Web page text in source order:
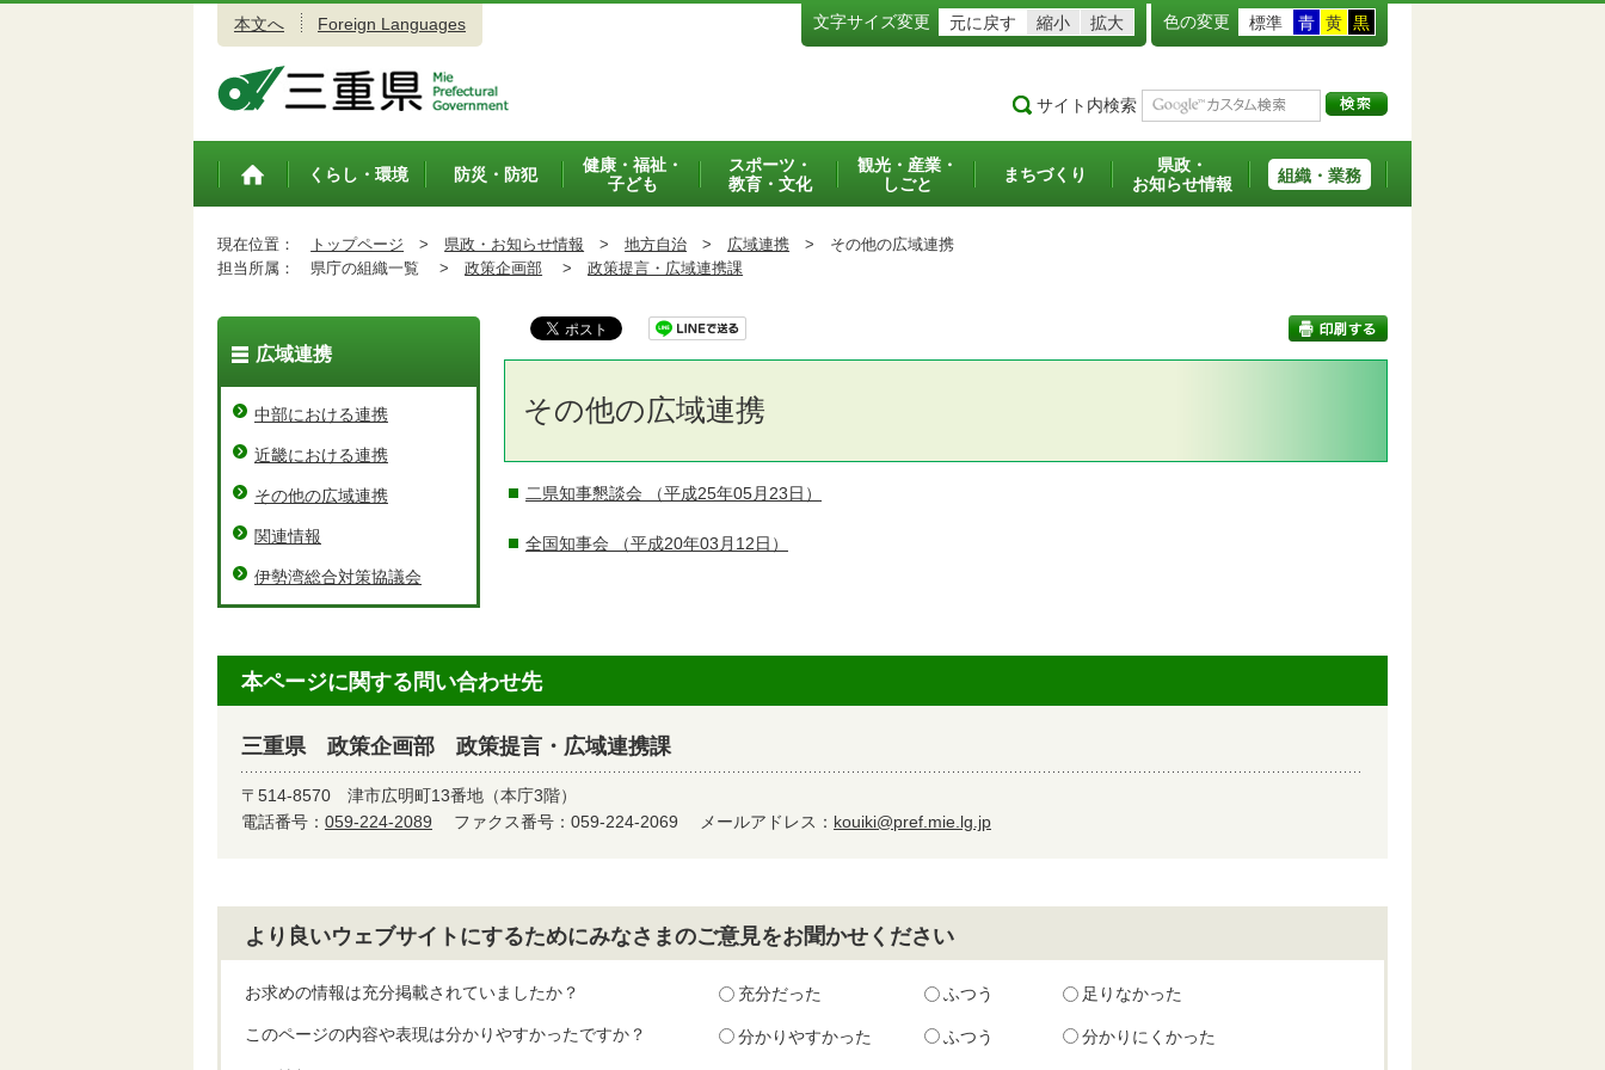
本文へ Foreign Languages 文字サイズ変更 元に戻す 縮小 拡大 色の変更 標準 青 黄 黒
サイト内検索
トップペ
くらし・環境 防災・防犯
健康・福祉・
子ども
スポーツ・
教育・文化
観光・産業・
しごと
まちづくり
県政・
お知らせ情報
組織・業務
現在位置： トップページ > 県政・お知らせ情報 > 地方自治 > 広域連携 > その他の広域連携
担当所属：
県庁の組織一覧 > 政策企画部 > 政策提言・広域連携課
その他の広域連携
二県知事懇談会 （平成25年05月23日）
全国知事会 （平成20年03月12日）
広域連携
中部における連携
近畿における連携
その他の広域連携
関連情報
伊勢湾総合対策協議会
本ページに関する問い合わせ先
三重県 政策企画部 政策提言・広域連携課
〒514-8570 津市広明町13番地（本庁3階）
電話番号： 059-224-2089 ファクス番号：059-224-2069 メールアドレス： kouiki@pref.mie.lg.jp
より良いウェブサイトにするためにみなさまのご意見をお聞かせください
お求めの情報は充分掲載されていましたか？ 充分だった ふつう 足りなかった
このページの内容や表現は分かりやすかったですか？ 分かりやすかった ふつう 分かりにくかった